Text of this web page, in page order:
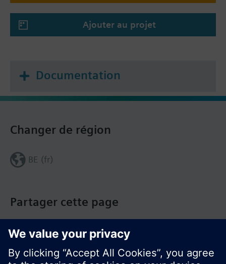
Ajouter au projet
Documentation
Partager cette page
Changer de région
BE (fr)